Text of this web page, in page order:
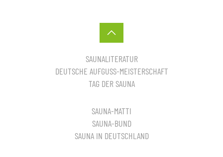
SAUNALITERATUR
DEUTSCHE AUFGUSS-MEISTERSCHAFT
TAG DER SAUNA
SAUNA-MATTI
SAUNA-BUND
SAUNA IN DEUTSCHLAND